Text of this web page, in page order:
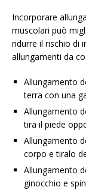
Incorporare
muscolari può
ridurre il rischio di
allungamenti da
Allungamento
terra con una
Allungamento
tira il piede
Allungamento
corpo e tiralo
Allungamento
ginocchio e